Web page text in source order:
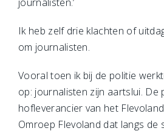
Ik heb zelf drie klachten of
om journalisten.
Vooral toen ik bij de politie
op: journalisten zijn aartslui. De
hofleverancier van het
Omroep Flevoland dat langs de